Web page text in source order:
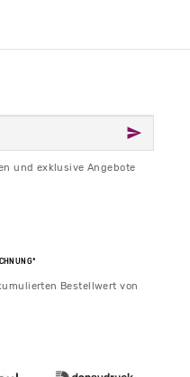
und exklusive Angebote
Bestellwert von